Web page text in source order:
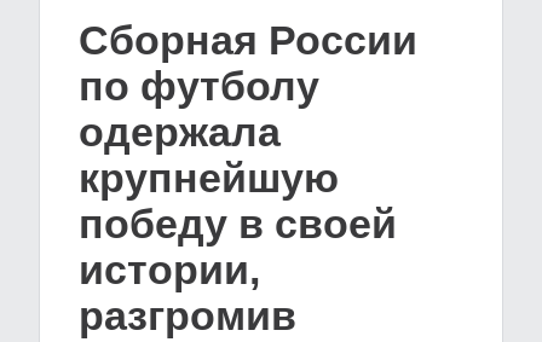
Сборная России
по футболу
одержала
крупнейшую
победу в своей
истории,
разгромив